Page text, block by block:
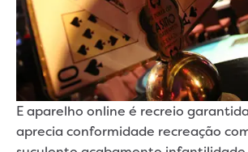
E aparelho online é recreio
aprecia conformidade recreação